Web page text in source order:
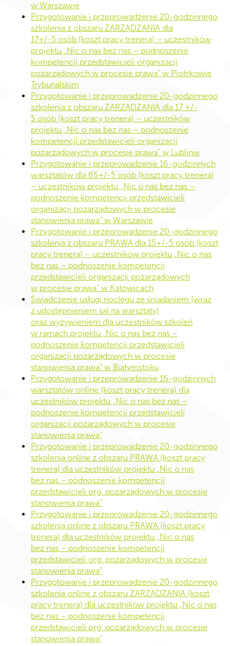
w Warszawie
Przygotowanie i przeprowadzenie 20-godzinnego
szkolenia z obszaru ZARZĄDZANIA dla
17+/-5 osób (koszt pracy trenera) – uczestników
projektu „Nic o nas bez nas – podnoszenie
kompetencji przedstawicieli organizacji
pozarządowych w procesie prawa” w Piotrkowie
Trybunalskim
Przygotowanie i przeprowadzenie 20-godzinnego
szkolenia z obszaru ZARZĄDZANIA dla 17 +/-
5 osób (koszt pracy trenera) – uczestników
projektu „Nic o nas bez nas – podnoszenie
kompetencji przedstawicieli organizacji
pozarządowych w procesie prawa” w Lublinie
Przygotowanie i przeprowadzenie 16-godzinnych
warsztatów dla 65+/-5 osób (koszt pracy trenera)
– uczestników projektu „Nic o nas bez nas –
podnoszenie kompetencji przedstawicieli
organizacji pozarządowych w procesie
stanowienia prawa” w Warszawie
Przygotowanie i przeprowadzenie 20-godzinnego
szkolenia z obszaru PRAWA dla 15+/-5 osób (koszt
pracy trenera) – uczestników projektu „Nic o nas
bez nas – podnoszenie kompetencji
przedstawicieli organizacji pozarządowych
w procesie prawa” w Katowicach
Świadczenie usługi noclegu ze śniadaniem (wraz
z udostępnieniem sal na warsztaty)
oraz wyżywieniem dla uczestników szkoleń
w ramach projektu „Nic o nas bez nas –
podnoszenie kompetencji przedstawicieli
organizacji pozarządowych w procesie
stanowienia prawa” w Białymstoku
Przygotowanie i przeprowadzenie 16-godzinnych
warsztatów online (koszt pracy trenera) dla
uczestników projektu „Nic o nas bez nas –
podnoszenie kompetencji przedstawicieli
organizacji pozarządowych w procesie
stanowienia prawa”
Przygotowanie i przeprowadzenie 20-godzinnego
szkolenia online z obszaru PRAWA (koszt pracy
trenera) dla uczestników projektu „Nic o nas
bez nas – podnoszenie kompetencji
przedstawicieli org. pozarządowych w procesie
stanowienia prawa”
Przygotowanie i przeprowadzenie 20-godzinnego
szkolenia online z obszaru PRAWA (koszt pracy
trenera) dla uczestników projektu „Nic o nas
bez nas – podnoszenie kompetencji
przedstawicieli org. pozarządowych w procesie
stanowienia prawa”
Przygotowanie i przeprowadzenie 20-godzinnego
szkolenia online z obszaru ZARZĄDZANIA (koszt
pracy trenera) dla uczestników projektu „Nic o nas
bez nas – podnoszenie kompetencji
przedstawicieli org. pozarządowych w procesie
stanowienia prawa”